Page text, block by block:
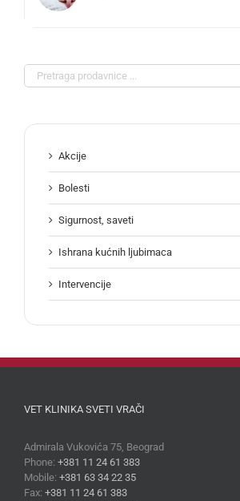
Search
for:
Akcije
Bolesti
Sigurnost, saveti
Ishrana kućnih ljubimaca
Intervencije
VET KLINIKA SVETI VRAČI
Admirala Vukovića 75, Beograd
Phone: +381 11 24 61 383
Mobile: +381 63 34 22 35
Fax: +381 11 24 61 383